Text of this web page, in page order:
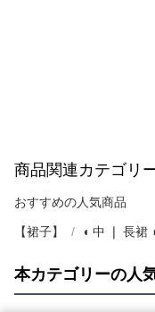
商品関連カテゴリ
おすすめの人気商品
【裙子】 ◖ 中 ❘ 長裙
本カテゴリーの人